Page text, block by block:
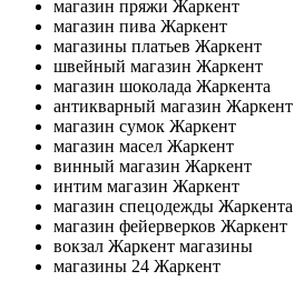
магазин пряжи Жаркент
магазин пива Жаркент
магазины платьев Жаркент
швейный магазин Жаркент
магазин шоколада Жаркента
антикварный магазин Жаркент
магазин сумок Жаркент
магазин масел Жаркент
винный магазин Жаркент
интим магазин Жаркент
магазин спецодежды Жаркента
магазин фейерверков Жаркент
вокзал Жаркент магазины
магазины 24 Жаркент